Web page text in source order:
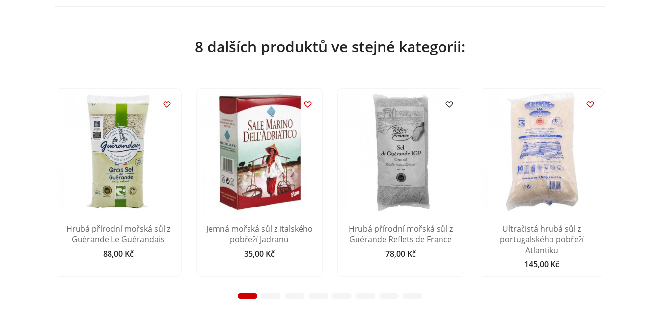
8 dalších produktů ve stejné kategorii:

Hrubá přírodní mořská sůl z
Guérande Le Guérandais
Cena
88,00 Kč

Jemná mořská sůl z italského
pobřeží Jadranu
Cena
35,00 Kč

Hrubá přírodní mořská sůl z
Guérande Reflets de France
Cena
78,00 Kč

Ultračistá hrubá sůl z
portugalského pobřeží
Atlantiku
Cena
145,00 Kč